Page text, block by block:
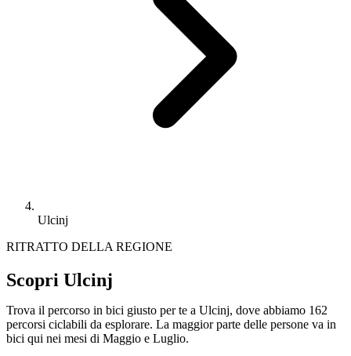
Ulcinj
RITRATTO DELLA REGIONE
Scopri Ulcinj
Trova il percorso in bici giusto per te a Ulcinj, dove abbiamo 162
percorsi ciclabili da esplorare. La maggior parte delle persone va in
bici qui nei mesi di Maggio e Luglio.